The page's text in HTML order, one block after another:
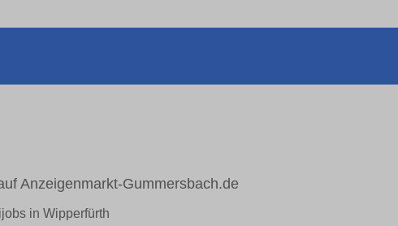
Anzeigenmarkt-Gummersbach.de
in Wipperfürth